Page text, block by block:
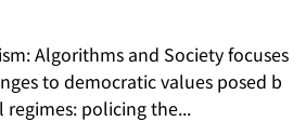
Algorithms and Society focuses
to democratic values posed b
policing the...